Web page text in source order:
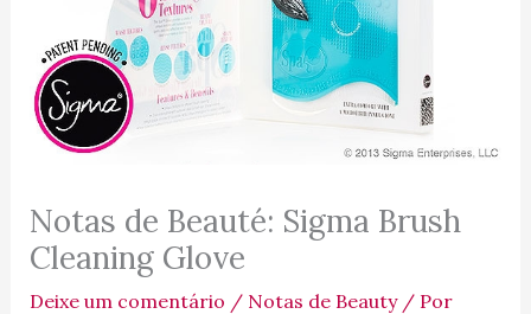
Notas de Beauté: Sigma Brush
Cleaning Glove
Deixe um comentário / Notas de Beauty/ Por